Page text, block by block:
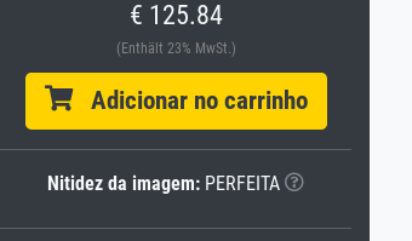
€ 125.84
(Enthält 23% MwSt.)
Adicionar no carrinho
Nitidez da imagem: PERFEITA